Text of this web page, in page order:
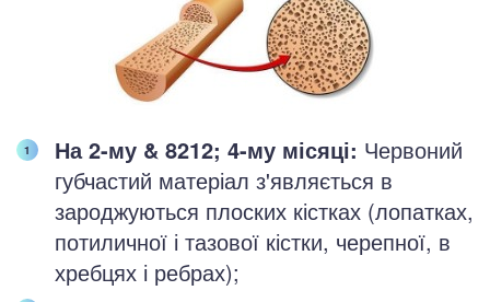
На 2-му & 8212; 4-му місяці: Червоний
губчастий матеріал з'являється в
зароджуються плоских кістках (лопатках,
потиличної і тазової кістки, черепної, в
хребцях і ребрах);